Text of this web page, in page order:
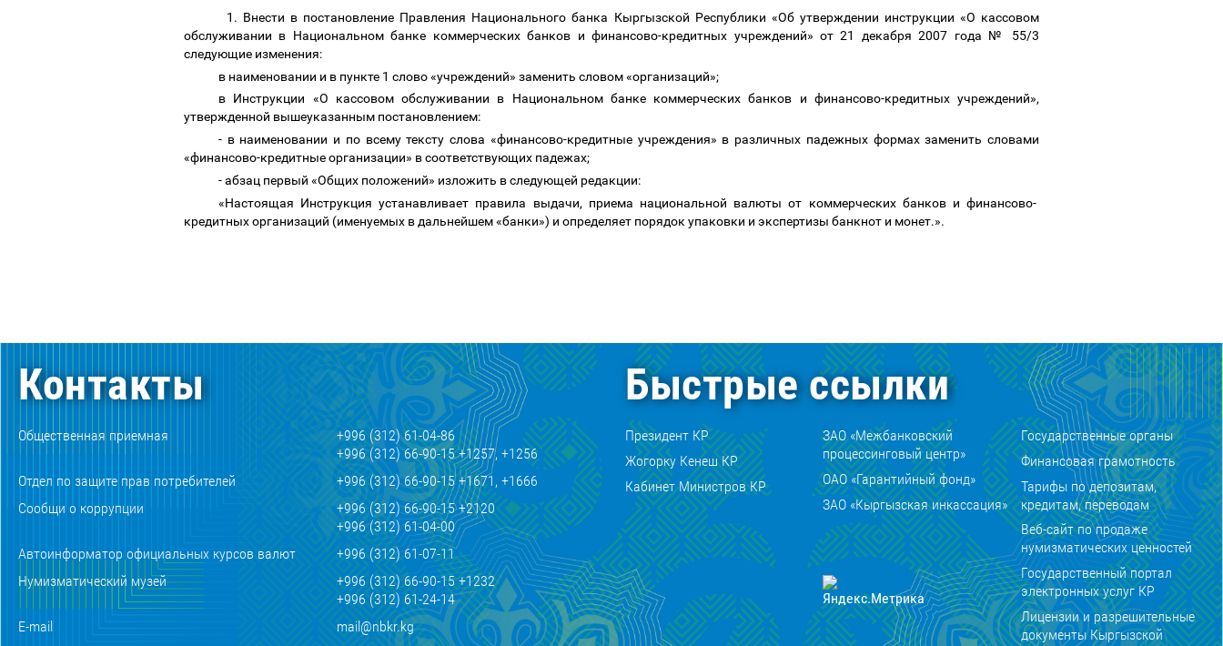
1. Внести в постановление Правления Национального банка Кыргызской Республики «Об утверждении инструкции «О кассовом
обслуживании в Национальном банке коммерческих банков и финансово-кредитных учреждений» от 21 декабря 2007 года № 55/3
следующие изменения:
в наименовании и в пункте 1 слово «учреждений» заменить словом «организаций»;
в Инструкции «О кассовом обслуживании в Национальном банке коммерческих банков и финансово-кредитных учреждений»,
утвержденной вышеуказанным постановлением:
- в наименовании и по всему тексту слова «финансово-кредитные учреждения» в различных падежных формах заменить словами
«финансово-кредитные организации» в соответствующих падежах;
- абзац первый «Общих положений» изложить в следующей редакции:
«Настоящая Инструкция устанавливает правила выдачи, приема национальной валюты от коммерческих банков и финансово-
кредитных организаций (именуемых в дальнейшем «банки») и определяет порядок упаковки и экспертизы банкнот и монет.».
Контакты
Общественная приемная
+996 (312) 61-04-86
+996 (312) 66-90-15 +1257, +1256
Отдел по защите прав потребителей
+996 (312) 66-90-15 +1671, +1666
Сообщи о коррупции
+996 (312) 66-90-15 +2120
+996 (312) 61-04-00
Автоинформатор официальных курсов валют
+996 (312) 61-07-11
Нумизматический музей
+996 (312) 66-90-15 +1232
+996 (312) 61-24-14
E-mail
mail@nbkr.kg
Быстрые ссылки
Президент КР
Жогорку Кенеш КР
Кабинет Министров КР
ЗАО «Межбанковский
процессинговый центр»
ОАО «Гарантийный фонд»
ЗАО «Кыргызская инкассация»
Государственные органы
Финансовая грамотность
Тарифы по депозитам,
кредитам, переводам
Веб-сайт по продаже
нумизматических ценностей
Государственный портал
электронных услуг КР
Лицензии и разрешительные
документы Кыргызской